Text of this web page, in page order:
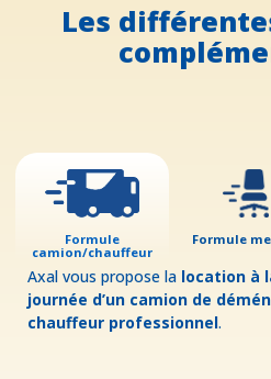
Les
Formule
camion/chauffeur
Formule
Axal vous propose la location à
journée d’un camion de
chauffeur professionnel.